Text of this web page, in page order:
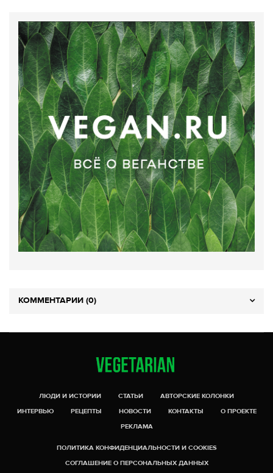
КОММЕНТАРИИ (0)
ЛЮДИ И ИСТОРИИ СТАТЬИ
АВТОРСКИЕ КОЛОНКИ
ИНТЕРВЬЮ
РЕЦЕПТЫ НОВОСТИ КОНТАКТЫ
О ПРОЕКТЕ
РЕКЛАМА
ПОЛИТИКА КОНФИДЕНЦИАЛЬНОСТИ И COOKIES
СОГЛАШЕНИЕ О ПЕРСОНАЛЬНЫХ ДАННЫХ